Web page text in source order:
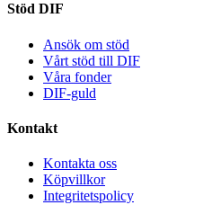
Stöd DIF
Ansök om stöd
Vårt stöd till DIF
Våra fonder
DIF-guld
Kontakt
Kontakta oss
Köpvillkor
Integritetspolicy